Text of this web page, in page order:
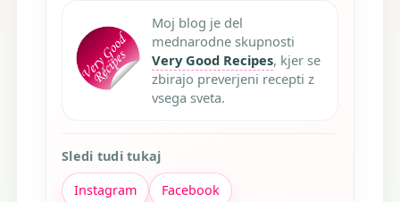
Moj blog je del
mednarodne skupnosti
Very Good Recipes, kjer se
zbirajo preverjeni recepti z
vsega sveta.
Sledi tudi tukaj
Instagram Facebook